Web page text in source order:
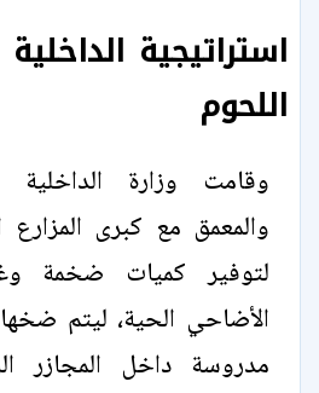
استراتيجية
اللحوم
وقامت وزارة الداخلية
والمعمق مع كبرى
لتوفير كميات ضخمة
الأضاحي الحية، ليتم
مدروسة داخل المجازر